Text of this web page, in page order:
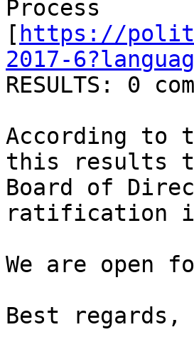
Process
[ https://
2017-
RESULTS: 0
According to
this results
Board of
ratification
We are open
Best regards,